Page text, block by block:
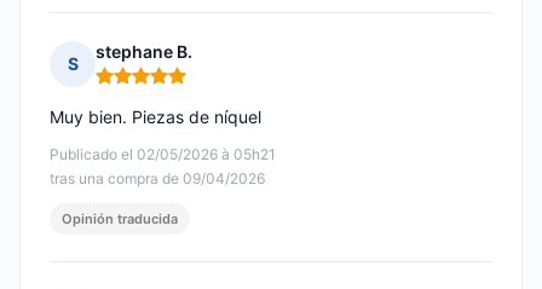
S
stephane B.
Nota: 5 de 5
Publicado el 02/05/2026 à 05h21
tras una compra de 09/04/2026
Muy bien. Piezas de níquel
Opinión traducida